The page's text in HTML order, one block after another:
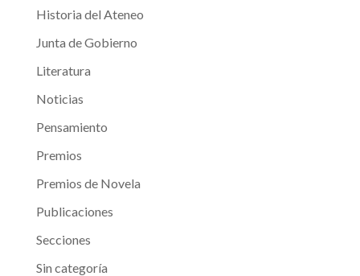
Historia del Ateneo
Junta de Gobierno
Literatura
Noticias
Pensamiento
Premios
Premios de Novela
Publicaciones
Secciones
Sin categoría